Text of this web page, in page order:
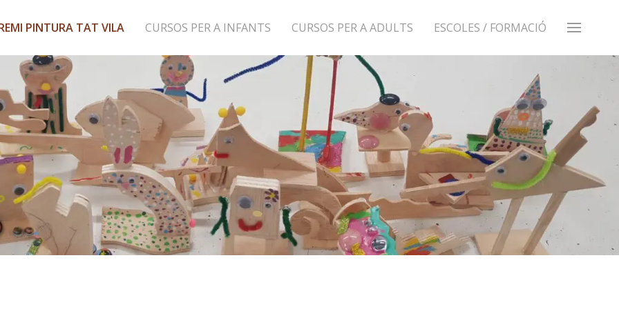
PINTURA TAT VILA CURSOS PER A INFANTS CURSOS PER A ADULTS ESCOLES / FORMACIÓ